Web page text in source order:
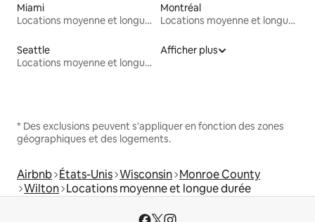
Miami
Locations moyenne et longue durée
Montréal
Locations moyenne et longue durée
Seattle
Locations moyenne et longue durée
Afficher plus
* Des exclusions peuvent s'appliquer en fonction des zones
géographiques et des logements.
Airbnb États-Unis Wisconsin Monroe County
Wilton Locations moyenne et longue durée